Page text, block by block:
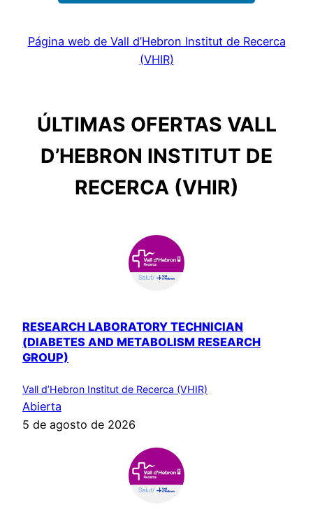
Página web de Vall d’Hebron Institut de Recerca
(VHIR)
ÚLTIMAS OFERTAS VALL
D’HEBRON INSTITUT DE
RECERCA (VHIR)
RESEARCH LABORATORY TECHNICIAN
(DIABETES AND METABOLISM RESEARCH
GROUP)
Vall d’Hebron Institut de Recerca (VHIR)
Abierta
5 de agosto de 2026